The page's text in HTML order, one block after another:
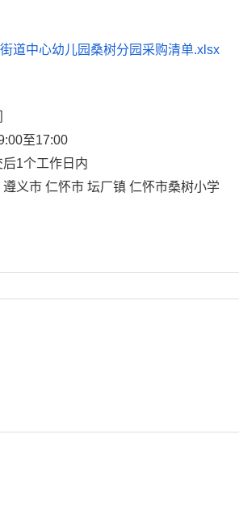
道中心幼儿园桑树分园采购清单.xlsx
至17:00
1个工作日内
遵义市 仁怀市 坛厂镇 仁怀市桑树小学